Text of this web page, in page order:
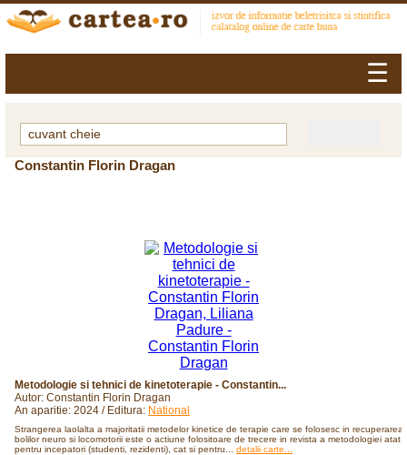
☰
Constantin Florin Dragan
Metodologie si tehnici de kinetoterapie - Constantin...
Autor: Constantin Florin Dragan
An aparitie: 2024 / Editura: National
Strangerea laolalta a majoritatii metodelor kinetice de terapie care se folosesc in recuperarea
bolilor neuro si locomotorii este o actiune folositoare de trecere in revista a metodologiei atat
pentru incepatori (studenti, rezidenti), cat si pentru... detalii carte...